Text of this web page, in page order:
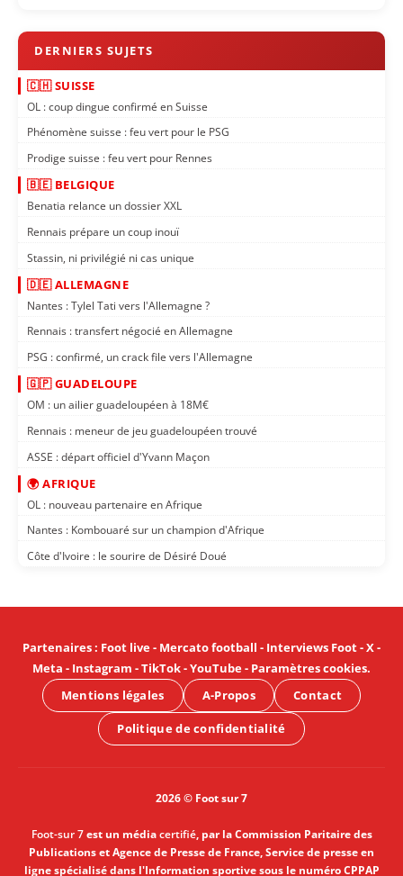
🇨🇭 SUISSE
OL : coup dingue confirmé en Suisse
Phénomène suisse : feu vert pour le PSG
Prodige suisse : feu vert pour Rennes
🇧🇪 BELGIQUE
Benatia relance un dossier XXL
Rennais prépare un coup inouï
Stassin, ni privilégié ni cas unique
🇩🇪 ALLEMAGNE
Nantes : Tylel Tati vers l'Allemagne ?
Rennais : transfert négocié en Allemagne
PSG : confirmé, un crack file vers l'Allemagne
🇬🇵 GUADELOUPE
OM : un ailier guadeloupéen à 18M€
Rennais : meneur de jeu guadeloupéen trouvé
ASSE : départ officiel d'Yvann Maçon
🌍 AFRIQUE
OL : nouveau partenaire en Afrique
Nantes : Kombouaré sur un champion d'Afrique
Côte d'Ivoire : le sourire de Désiré Doué
Partenaires: Foot live- Mercato football - Interviews Foot-X-
Meta - Instagram -TikTok-YouTube- Paramètres cookies.
Mentions légales
A-Propos Contact
Politique de confidentialité
2026 © Foot sur 7
Foot-sur 7est un médiacertifié, par la Commission Paritaire des
Publications et Agence de Presse de France, Service de presse en
ligne spécialisé dans l'Information sportive sous le numéro CPPAP